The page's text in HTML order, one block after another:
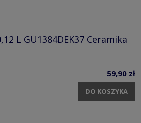
L GU1384DEK37 Ceramika
59,90 zł
DO KOSZYKA